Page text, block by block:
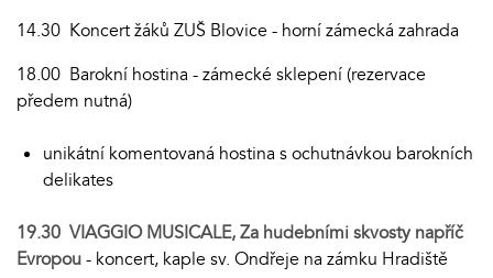
14.30 Koncert žáků ZUŠ Blovice - horní zámecká zahrada
18.00 Barokní hostina - zámecké sklepení (rezervace
předem nutná)
unikátní komentovaná hostina s ochutnávkou barokních
delikates
19.30 VIAGGIO MUSICALE, Za hudebními skvosty napříč
Evropou- koncert, kaple sv. Ondřeje na zámku Hradiště